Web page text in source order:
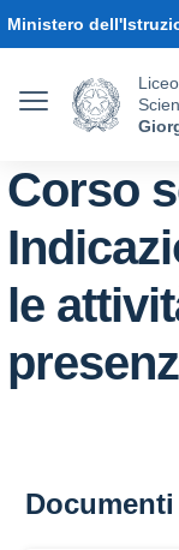
Ministero
Corso
le
Documenti